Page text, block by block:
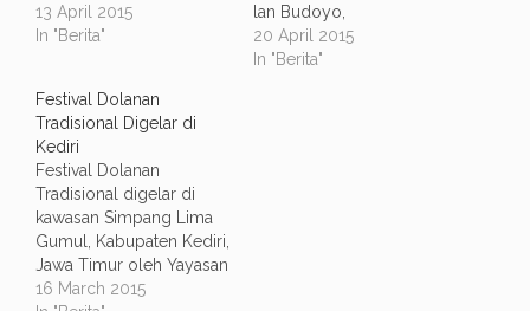
sodor. Gobak sodor
yang merupakan
ditinggalkan oleh anak-
anak, dan tergantikan
dengan games modern.
Perlombaan ini digelar di
rumah masa kecil Bung
Karno di Jalan Sultang
Agung, Kota Blitar, Jawa
Timur, yang biasa
disebut juga Istana
13 April 2015
In "Berita"
lan Budoyo,
terselenggara Minggu, 19
April kemarin.
20 April 2015
In "Berita"
Festival Dolanan
Tradisional Digelar di
Kediri
Festival Dolanan
Tradisional digelar di
kawasan Simpang Lima
Gumul, Kabupaten Kediri,
Jawa Timur oleh Yayasan
Yatim Mandiri Kediri.
16 March 2015